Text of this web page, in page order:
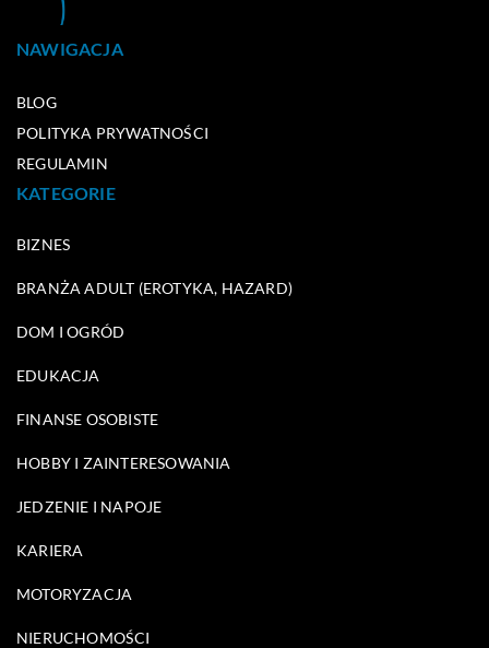
NAWIGACJA
BLOG
POLITYKA PRYWATNOŚCI
REGULAMIN
KATEGORIE
BIZNES
BRANŻA ADULT (EROTYKA, HAZARD)
DOM I OGRÓD
EDUKACJA
FINANSE OSOBISTE
HOBBY I ZAINTERESOWANIA
JEDZENIE I NAPOJE
KARIERA
MOTORYZACJA
NIERUCHOMOŚCI